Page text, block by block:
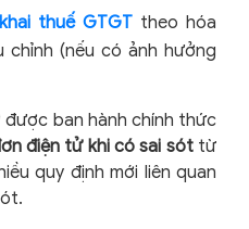
thuế GTGT theo hóa
(nếu có ảnh hưởng
ban hành chính thức
điện tử khi có sai sóttừ
quy định mới liên quan